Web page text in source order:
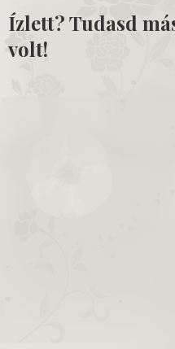
Ízlett? Tudasd
volt!